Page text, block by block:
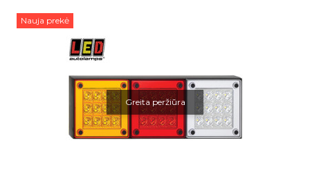
Nauja prekė
Greita peržiūra